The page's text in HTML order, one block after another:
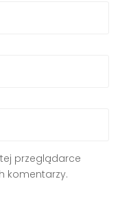
przeglądarce
komentarzy.